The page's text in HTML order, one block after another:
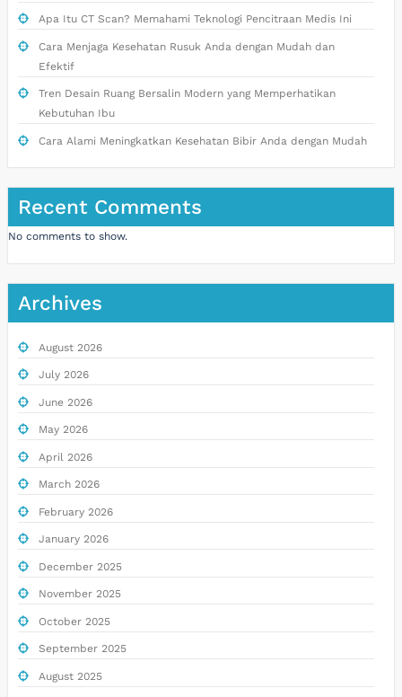
Apa Itu CT Scan? Memahami Teknologi Pencitraan Medis Ini
Cara Menjaga Kesehatan Rusuk Anda dengan Mudah dan
Efektif
Tren Desain Ruang Bersalin Modern yang Memperhatikan
Kebutuhan Ibu
Cara Alami Meningkatkan Kesehatan Bibir Anda dengan Mudah
Recent Comments
No comments to show.
Archives
August 2026
July 2026
June 2026
May 2026
April 2026
March 2026
February 2026
January 2026
December 2025
November 2025
October 2025
September 2025
August 2025